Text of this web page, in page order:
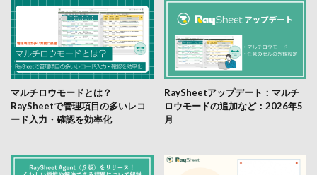
マルチロウモードとは？
RaySheetで管理項目の多いレコ
ード入力・確認を効率化
RaySheetアップデート：マルチ
ロウモードの追加など：2026年5
月